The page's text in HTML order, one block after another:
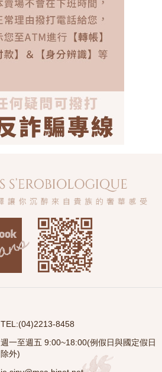
TEL:(04)2213-8458
週一至週五 9:00~18:00(例假日與國定假日
除外)